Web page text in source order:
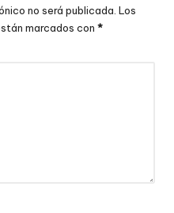
no será publicada. Los
marcados con *